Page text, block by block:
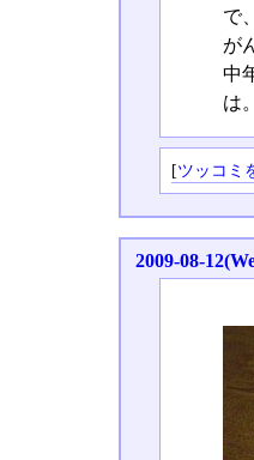
で
が
中
は。
[ツッコミ
2009-08-